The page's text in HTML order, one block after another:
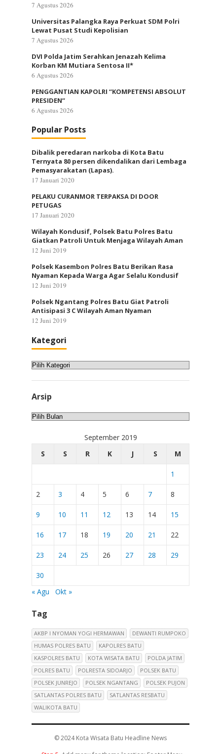
7 Agustus 2026
Universitas Palangka Raya Perkuat SDM Polri
Lewat Pusat Studi Kepolisian
7 Agustus 2026
DVI Polda Jatim Serahkan Jenazah Kelima
Korban KM Mutiara Sentosa II*
6 Agustus 2026
PENGGANTIAN KAPOLRI “KOMPETENSI ABSOLUT
PRESIDEN”
6 Agustus 2026
Popular Posts
Dibalik peredaran narkoba di Kota Batu
Ternyata 80 persen dikendalikan dari Lembaga
Pemasyarakatan (Lapas).
17 Januari 2020
PELAKU CURANMOR TERPAKSA DI DOOR
PETUGAS
17 Januari 2020
Wilayah Kondusif, Polsek Batu Polres Batu
Giatkan Patroli Untuk Menjaga Wilayah Aman
12 Juni 2019
Polsek Kasembon Polres Batu Berikan Rasa
Nyaman Kepada Warga Agar Selalu Kondusif
12 Juni 2019
Polsek Ngantang Polres Batu Giat Patroli
Antisipasi 3 C Wilayah Aman Nyaman
12 Juni 2019
Kategori
Kategori
Arsip
Arsip
September 2019
S
S R K J S M
1
2 3 4 5 6 7 8
9 10 11 12 13 14 15
16 17 18 19 20 21 22
23 24 25 26 27 28 29
30
« Agu
Okt »
Tag
AKBP I NYOMAN YOGI HERMAWAN
DEWANTI RUMPOKO
HUMAS POLRES BATU
KAPOLRES BATU
KASPOLRES BATU
KOTA WISATA BATU
POLDA JATIM
POLRES BATU
POLRESTA SIDOARJO
POLSEK BATU
POLSEK JUNREJO
POLSEK NGANTANG
POLSEK PUJON
SATLANTAS POLRES BATU
SATLANTAS RESBATU
WALIKOTA BATU
© 2024Kota Wisata Batu Headline News